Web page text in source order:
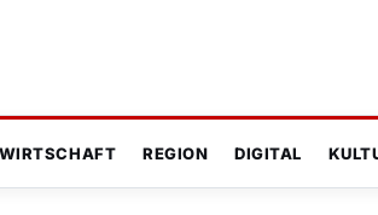
WIRTSCHAFT REGION DIGITAL